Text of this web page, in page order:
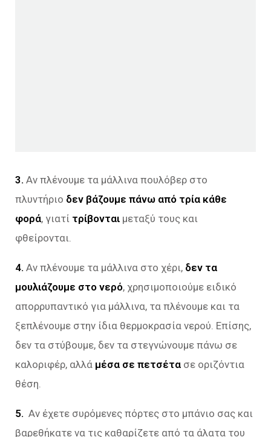
3. Αν πλένουμε τα μάλλινα πουλόβερ στο
πλυντήριο δεν βάζουμε πάνω από τρία κάθε
φορά, γιατί τρίβονται μεταξύ τους και
φθείρονται.
4. Αν πλένουμε τα μάλλινα στο χέρι, δεν τα
μουλιάζουμε στο νερό, χρησιμοποιούμε ειδικό
απορρυπαντικό για μάλλινα, τα πλένουμε και τα
ξεπλένουμε στην ίδια θερμοκρασία νερού. Επίσης,
δεν τα στύβουμε, δεν τα στεγνώνουμε πάνω σε
καλοριφέρ, αλλά μέσα σε πετσέτα σε οριζόντια
θέση.
5. Αν έχετε συρόμενες πόρτες στο μπάνιο σας και
βαρεθήκατε να τις καθαρίζετε από τα άλατα του